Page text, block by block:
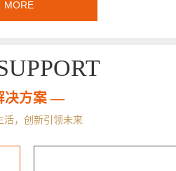
MORE
方案 —
活，创新引领未来